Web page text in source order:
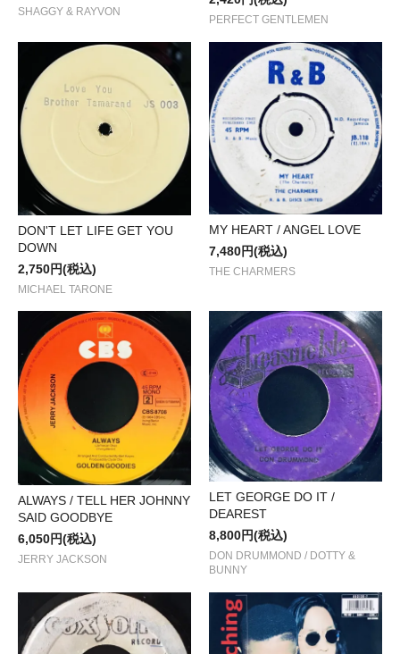
SHAGGY & RAYVON
PERFECT GENTLEMEN
DON'T LET LIFE GET YOU
DOWN
2,750円(税込)
MICHAEL TARONE
MY HEART / ANGEL LOVE
7,480円(税込)
THE CHARMERS
ALWAYS / TELL HER JOHNNY
SAID GOODBYE
6,050円(税込)
JERRY JACKSON
LET GEORGE DO IT /
DEAREST
8,800円(税込)
DON DRUMMOND / DOTTY &
BUNNY